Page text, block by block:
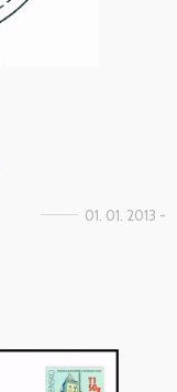
01. 01. 2013 -